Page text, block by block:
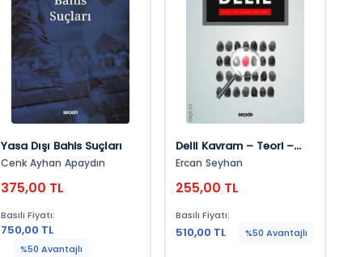
Yasa Dışı Bahis Suçları
Cenk Ayhan Apaydın
375,00 TL
Basılı Fiyatı:
750,00 TL
%50 Avantajlı
Delil Kavram – Teori –
Uygulama Strateji –
Ercan Seyhan
255,00 TL
Basılı Fiyatı:
510,00 TL %50 Avantajlı